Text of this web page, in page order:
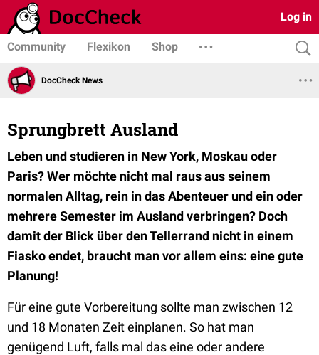
Log in
Community Flexikon Shop
DocCheck News
Sprungbrett Ausland
Leben und studieren in New York, Moskau oder
Paris? Wer möchte nicht mal raus aus seinem
normalen Alltag, rein in das Abenteuer und ein oder
mehrere Semester im Ausland verbringen? Doch
damit der Blick über den Tellerrand nicht in einem
Fiasko endet, braucht man vor allem eins: eine gute
Planung!
Für eine gute Vorbereitung sollte man zwischen 12
und 18 Monaten Zeit einplanen. So hat man
genügend Luft, falls mal das eine oder andere